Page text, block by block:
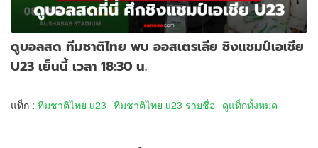
ดูบอลสด ทีมชาติไทย พบ ออสเตรเลีย ชิงแชมป์เอเชีย
U23 เย็นนี้ เวลา 18:30 น.
แท็ก : ทีมชาติไทย u23 ทีมชาติไทย u23 รายชื่อ ดูแท็กทั้งหมด